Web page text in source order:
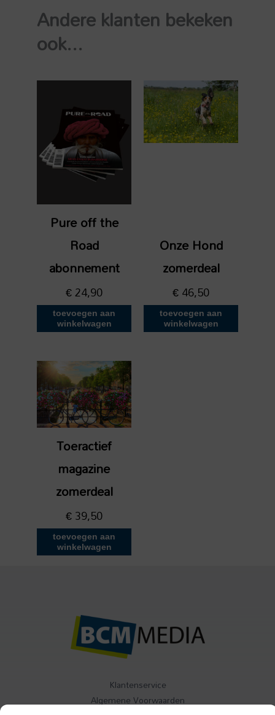
Andere klanten bekeken
ook...
Pure off the
Road
abonnement
€24,90
toevoegen aan
winkelwagen
Onze Hond
zomerdeal
€46,50
toevoegen aan
winkelwagen
Toeractief
magazine
zomerdeal
€39,50
toevoegen aan
winkelwagen
Klantenservice
Algemene Voorwaarden